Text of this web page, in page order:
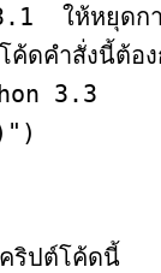
ให้หยุดกา
สั่งนี้ต้องก
3.3
ริปต์โค้ดนี้